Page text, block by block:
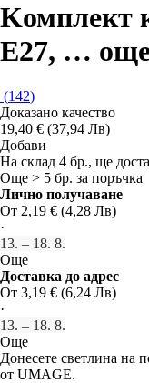
Kомплект
E27, …
(142)
Доказано качество
19,40 € (37,94 Лв)
Добави
На склад 4 бр., ще
Още > 5 бр. за поръчка
Лично получаване
От 2,19 € (4,28 Лв)
·
13. – 18. 8.
Още
Доставка до адрес
От 3,19 € (6,24 Лв)
·
13. – 18. 8.
Още
Донесете светлина на
от UMAGE.